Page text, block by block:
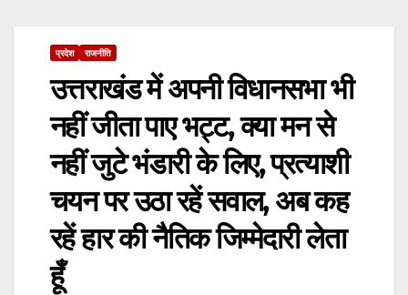
प्रदेश राजनीति
उत्तराखंड में अपनी विधानसभा भी
नहीं जीता पाए भट्ट, क्या मन से
नहीं जुटे भंडारी के लिए, प्रत्याशी
चयन पर उठा रहें सवाल, अब कह
रहें हार की नैतिक जिम्मेदारी लेता
हूँ